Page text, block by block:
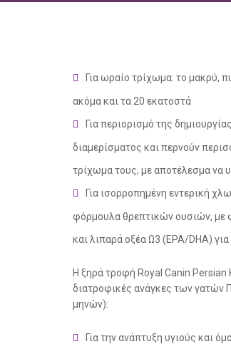
Για ωραίο τρίχωμα: το μακρύ,
ακόμα και τα 20 εκατοστά
Για περιορισμό της
διαμερίσματος και περνούν
τρίχωμα τους, με αποτέλεσμα να
Για ισορροπημένη εντερική
φόρμουλα θρεπτικών ουσιών, με
και λιπαρά οξέα Ω3 (EPA/DHA)
Η ξηρά τροφή Royal Canin Persian
διατροφικές ανάγκες των γατών
μηνών):
Για την ανάπτυξη υγιούς και